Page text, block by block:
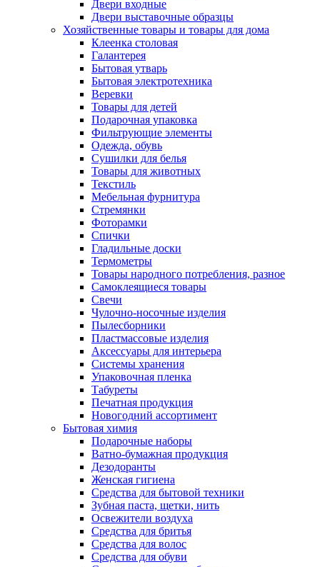
Двери входные
Двери выставочные образцы
Хозяйственные товары и товары для дома
Клеенка столовая
Галантерея
Бытовая утварь
Бытовая электротехника
Веревки
Товары для детей
Подарочная упаковка
Фильтрующие элементы
Одежда, обувь
Сушилки для белья
Товары для животных
Текстиль
Мебельная фурнитура
Стремянки
Фоторамки
Спички
Гладильные доски
Термометры
Товары народного потребления, разное
Самоклеящиеся товары
Свечи
Чулочно-носочные изделия
Пылесборники
Пластмассовые изделия
Аксессуары для интерьера
Системы хранения
Упаковочная пленка
Табуреты
Печатная продукция
Новогодний ассортимент
Бытовая химия
Подарочные наборы
Ватно-бумажная продукция
Дезодоранты
Женская гигиена
Средства для бытовой техники
Зубная паста, щетки, нить
Освежители воздуха
Средства для бритья
Средства для волос
Средства для обуви